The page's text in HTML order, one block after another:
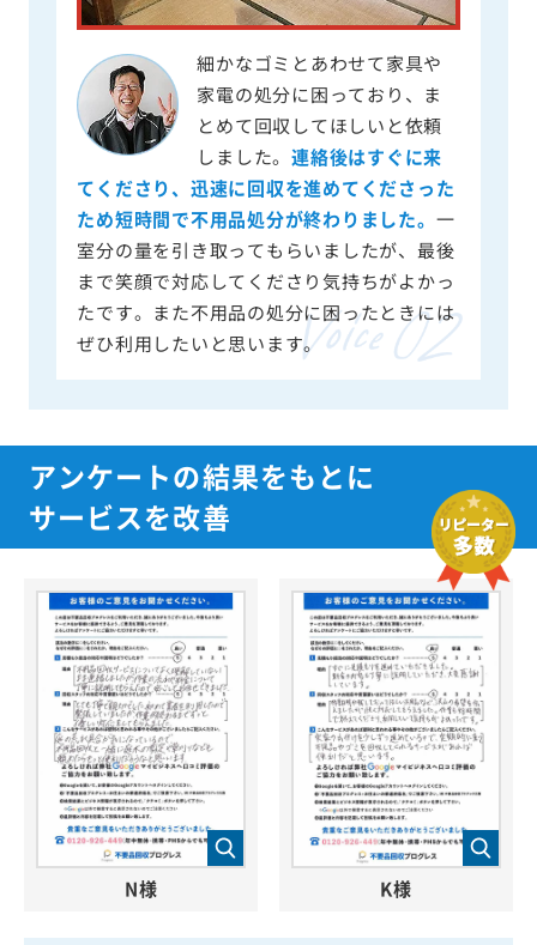
細かなゴミとあわせて家具や
家電の処分に困っており、ま
とめて回収してほしいと依頼
しました。連絡後はすぐに来
てくださり、迅速に回収を進めてくださった
ため短時間で不用品処分が終わりました。 一
室分の量を引き取ってもらいましたが、最後
まで笑顔で対応してくださり気持ちがよかっ
たです。また不用品の処分に困ったときには
ぜひ利用したいと思います。
アンケートの結果をもとに
サービスを改善
N様 K様